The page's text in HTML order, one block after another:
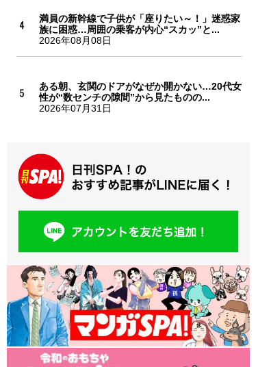
満員の新幹線で子供が「座りたい～！」迷惑家
族に困惑…周囲の乗客が内心“スカッ”と...
2026年08月08日
ある朝、玄関のドアがなぜか開かない…20代女
性が“数センチの隙間”から見たものの...
2026年07月31日